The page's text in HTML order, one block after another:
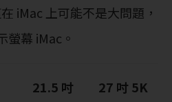
iMac 上可能不是大問題，
螢幕 iMac。
21.5 吋
27 吋 5K